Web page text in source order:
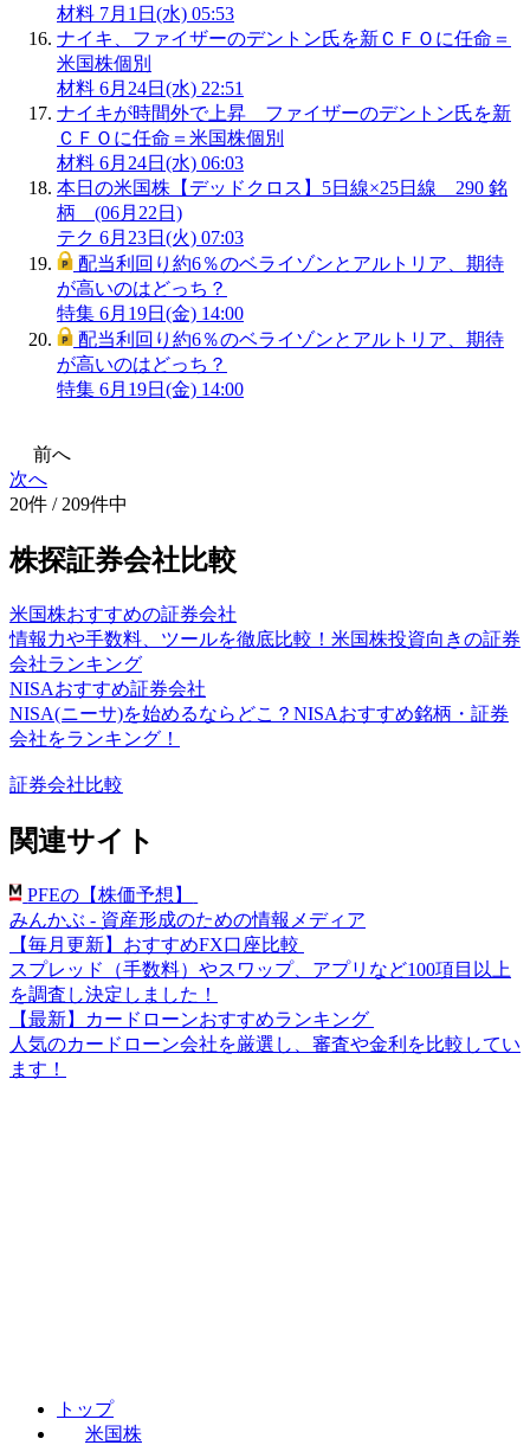
材料 7月1日(水) 05:53
ナイキ、ファイザーのデントン氏を新ＣＦＯに任命＝
米国株個別
材料 6月24日(水) 22:51
ナイキが時間外で上昇 ファイザーのデントン氏を新
ＣＦＯに任命＝米国株個別
材料 6月24日(水) 06:03
本日の米国株【デッドクロス】5日線×25日線 290 銘
柄 (06月22日)
テク 6月23日(火) 07:03
配当利回り約6％のベライゾンとアルトリア、期待
が高いのはどっち？
特集 6月19日(金) 14:00
配当利回り約6％のベライゾンとアルトリア、期待
が高いのはどっち？
特集 6月19日(金) 14:00
前へ
次へ
20件 / 209件中
株探証券会社比較
米国株おすすめの証券会社
情報力や手数料、ツールを徹底比較！米国株投資向きの証券
会社ランキング
NISAおすすめ証券会社
NISA(ニーサ)を始めるならどこ？NISAおすすめ銘柄・証券
会社をランキング！
証券会社比較
関連サイト
PFEの【株価予想】
みんかぶ - 資産形成のための情報メディア
【毎月更新】おすすめFX口座比較
スプレッド（手数料）やスワップ、アプリなど100項目以上
を調査し決定しました！
【最新】カードローンおすすめランキング
人気のカードローン会社を厳選し、審査や金利を比較してい
ます！
トップ
米国株